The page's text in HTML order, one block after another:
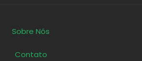
Sobre Nós
Contato